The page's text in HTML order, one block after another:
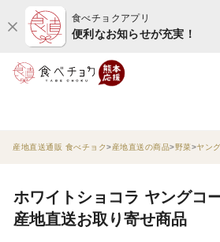
食べチョクアプリ
便利なお知らせが充実！
産地直送通販 食べチョク 産地直送の商品 野菜 ヤン
ホワイトショコラ ヤングコ
産地直送お取り寄せ商品